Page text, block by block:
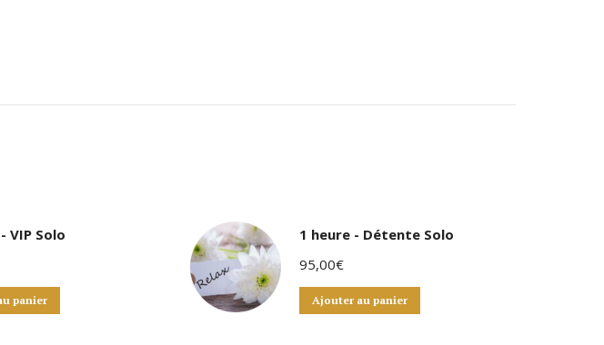
VIP Solo
panier
1 heure - Détente Solo
95,00€
Ajouter au panier